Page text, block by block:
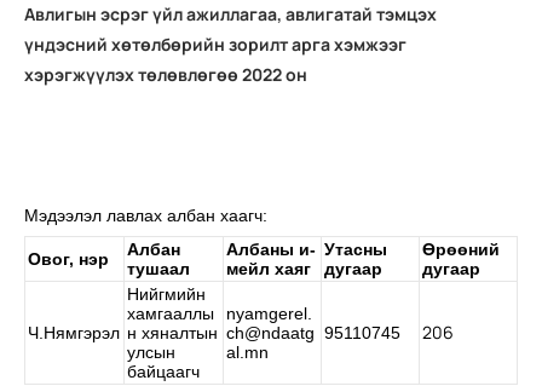
Авлигын эсрэг үйл ажиллагаа, авлигатай тэмцэх
үндэсний хөтөлбөрийн зорилт арга хэмжээг
хэрэгжүүлэх төлөвлөгөө 2022 он
Мэдээлэл лавлах албан хаагч:
Овог, нэр
Албан
тушаал
Албаны и-
мейл хаяг
Утасны
дугаар
Өрөөний
дугаар
Ч.Нямгэрэл
Нийгмийн
хамгааллы
н хяналтын
улсын
байцаагч
nyamgerel.
ch@ndaatg
al.mn
95110745 206